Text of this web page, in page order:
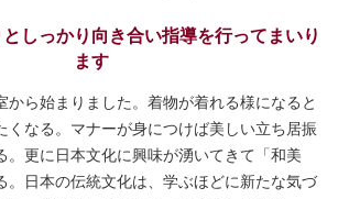
しっかり向き合い指導を行ってまいり
ます
から始まりました。着物が着れる様になると
くなる。マナーが身につけば美しい立ち居振
。更に日本文化に興味が湧いてきて「和美
。日本の伝統文化は、学ぶほどに新たな気づ